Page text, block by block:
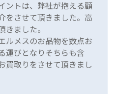
ントは、弊社が抱える顧
をさせて頂きました。高
きました。
ルメスのお品物を数点お
運びとなりそちらも含
買取りをさせて頂きまし